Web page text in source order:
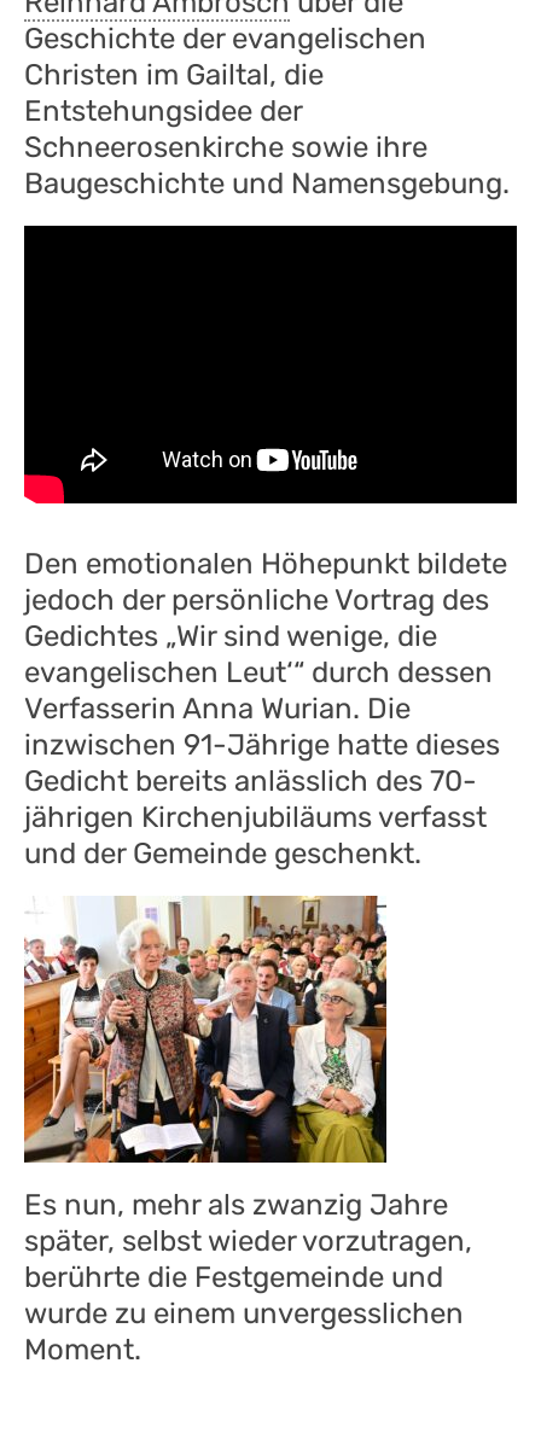
Geschichte der evangelischen
Christen im Gailtal, die
Entstehungsidee der
Schneerosenkirche sowie ihre
Baugeschichte und Namensgebung.
Den emotionalen Höhepunkt bildete
jedoch der persönliche Vortrag des
Gedichtes „Wir sind wenige, die
evangelischen Leut‘“ durch dessen
Verfasserin Anna Wurian. Die
inzwischen 91-Jährige hatte dieses
Gedicht bereits anlässlich des 70-
jährigen Kirchenjubiläums verfasst
und der Gemeinde geschenkt.
Es nun, mehr als zwanzig Jahre
später, selbst wieder vorzutragen,
berührte die Festgemeinde und
wurde zu einem unvergesslichen
Moment.